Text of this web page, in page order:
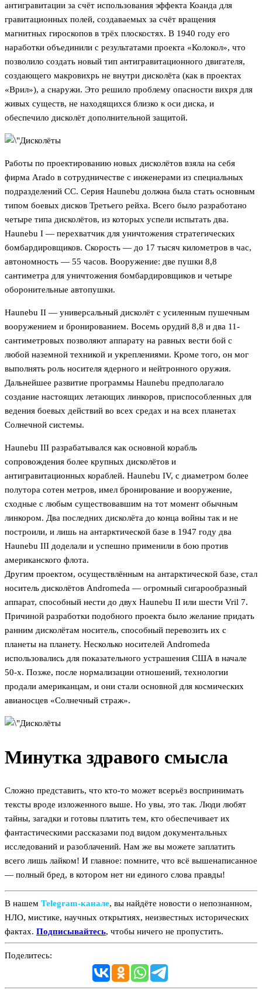
антигравитации за счёт использования эффекта Коанда для
гравитационных полей, создаваемых за счёт вращения
магнитных гироскопов в трёх плоскостях. В 1940 году его
наработки объединили с результатами проекта «Колокол», что
позволило создать новый тип антигравитационного двигателя,
создающего макровихрь не внутри дисколёта (как в проектах
«Врил»), а снаружи. Это решило проблему опасности вихря для
живых существ, не находящихся близко к оси диска, и
обеспечило дисколёт дополнительной защитой.
Работы по проектированию новых дисколётов взяла на себя
фирма Arado в сотрудничестве с инженерами из специальных
подразделений СС. Серия Haunebu должна была стать основным
типом боевых дисков Третьего рейха. Всего было разработано
четыре типа дисколётов, из которых успели испытать два.
Haunebu I — перехватчик для уничтожения стратегических
бомбардировщиков. Скорость — до 17 тысяч километров в час,
автономность — 55 часов. Вооружение: две пушки 8,8
сантиметра для уничтожения бомбардировщиков и четыре
оборонительные автопушки.
Haunebu II — универсальный дисколёт с усиленным пушечным
вооружением и бронированием. Восемь орудий 8,8 и два 11-
сантиметровых позволяют аппарату на равных вести бой с
любой наземной техникой и укреплениями. Кроме того, он мог
выполнять роль носителя ядерного и нейтронного оружия.
Дальнейшее развитие программы Haunebu предполагало
создание настоящих летающих линкоров, приспособленных для
ведения боевых действий во всех средах и на всех планетах
Солнечной системы.
Haunebu III разрабатывался как основной корабль
сопровождения более крупных дисколётов и
антигравитационных кораблей. Haunebu IV, с диаметром более
полутора сотен метров, имел бронирование и вооружение,
сходные с любым существовавшим на тот момент обычным
линкором. Два последних дисколёта до конца войны так и не
построили, и лишь на антарктической базе в 1947 году два
Haunebu III доделали и успешно применили в бою против
американского флота.
Другим проектом, осуществлённым на антарктической базе, стал
носитель дисколётов Andromeda — огромный сигарообразный
аппарат, способный нести до двух Haunebu II или шести Vril 7.
Причиной разработки подобного проекта было желание придать
ранним дисколётам носитель, способный перевозить их с
планеты на планету. Несколько носителей Andromeda
использовались для показательного устрашения США в начале
50-х. Позже, после нормализации отношений, технологии
продали американцам, и они стали основной для космических
авианосцев «Солнечный страж».
Минутка здравого смысла
Сложно представить, что кто-то может всерьёз воспринимать
тексты вроде изложенного выше. Но увы, это так. Люди любят
тайны, загадки и готовы платить тем, кто обеспечивает их
фантастическими рассказами под видом документальных
исследований и разоблачений. Нам же вы можете заплатить
всего лишь лайком! И главное: помните, что всё вышенаписанное
— полный бред, в котором нет ни единого слова правды!
В нашем Telegram‑канале, вы найдёте новости о непознанном,
НЛО, мистике, научных открытиях, неизвестных исторических
фактах. Подписывайтесь, чтобы ничего не пропустить.
Поделитесь: